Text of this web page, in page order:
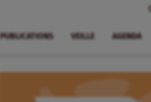
PUBLICATIONS VEILLE AGENDA